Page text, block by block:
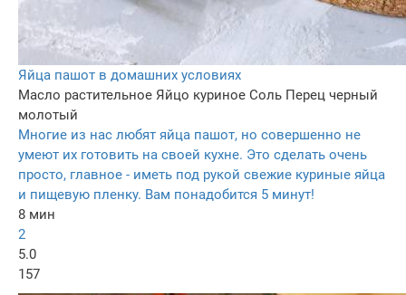
Яйца пашот в домашних условиях
Масло растительное Яйцо куриное Соль Перец черный
молотый
Многие из нас любят яйца пашот, но совершенно не
умеют их готовить на своей кухне. Это сделать очень
просто, главное - иметь под рукой свежие куриные яйца
и пищевую пленку. Вам понадобится 5 минут!
8 мин
2
5.0
157